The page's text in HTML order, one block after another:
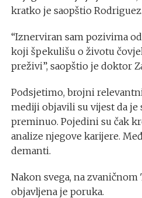
kratko je saopštio Rodriguez.
“Iznerviran sam pozivima
koji špekulišu o životu
preživi”, saopštio je doktor
Podsjetimo, brojni
mediji objavili su vijest da je
preminuo. Pojedini su čak
analize njegove karijere.
demanti.
Nakon svega, na
objavljena je poruka.